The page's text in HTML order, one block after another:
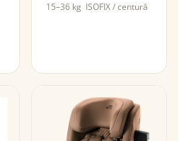
15–36 kg ISOFIX / centură